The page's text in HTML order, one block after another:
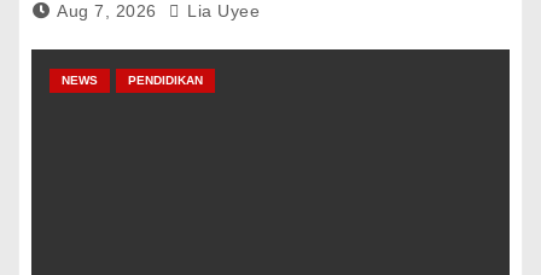
Aug 7, 2026 Lia Uyee
NEWS PENDIDIKAN